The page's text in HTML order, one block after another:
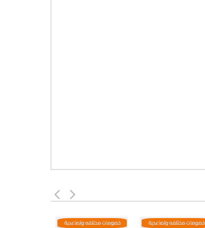
خصومات مختلفه وتصاعدية خصومات مختلفه وتصاعدية